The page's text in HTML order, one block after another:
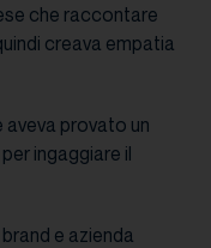
che raccontare
creava empatia
provato un
ingaggiare il
e azienda